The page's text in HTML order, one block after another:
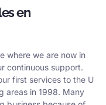
en
where we are now in
continuous support.
first services to the U
areas in 1998. Many